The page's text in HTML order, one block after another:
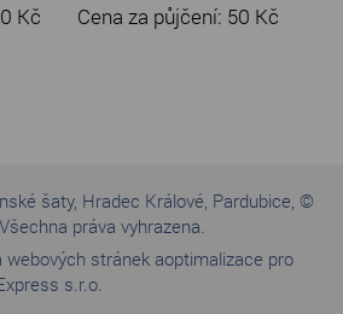
Kč Cena za půjčení: 50 Kč
šaty, Hradec Králové, Pardubice, ©
práva vyhrazena.
webových stránek aoptimalizace pro
s.r.o.